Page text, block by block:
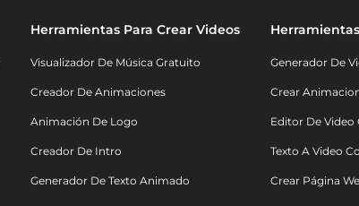
Herramientas Para Crear Videos
Visualizador De Música Gratuito
Creador De Animaciones
Animación De Logo
Creador De Intro
Generador De Texto Animado
Generador De
Crear
Editor De Video
Texto A Video
Crear Página